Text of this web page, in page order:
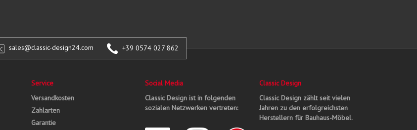
sales@classic-design24.com +39 0574 027 862
Service
Versandkosten
Zahlarten
Garantie
Social Media
Classic Design ist in folgenden
sozialen Netzwerken vertreten:
Classic Design
Classic Design zählt seit vielen
Jahren zu den erfolgreichsten
Herstellern für Bauhaus-Möbel.